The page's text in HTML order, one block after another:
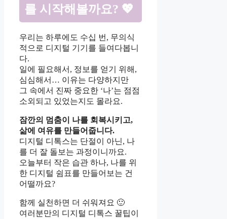
를 시작해볼까요? 💖
우리는 하루에도 수십 번, 무의식
적으로 디지털 기기를 들여다봅니
다.
일에 필요해서, 정보를 얻기 위해,
심심해서… 이유는 다양하지만
그 속에서 진짜 중요한 ‘나’는 점점
소외되고 있었는지도 몰라요.
잠깐의 멈춤이 나를 회복시키고,
삶에 여유를 만들어줍니다.
디지털 디톡스는 단절이 아닌, 나
를 더 잘 돌보는 과정이니까요.
오늘부터 작은 습관 하나, 나를 위
한 디지털 쉼표를 만들어보는 건
어떨까요?
함께 실천하면 더 쉬워져요 🙂
여러분만의 디지털 디톡스 꿀팁이